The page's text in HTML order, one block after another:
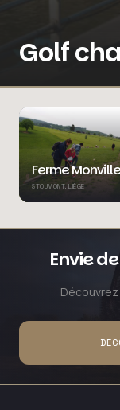
Golf
Ferme Monville
STOUMONT, LIÈGE
Envie
Découvrez